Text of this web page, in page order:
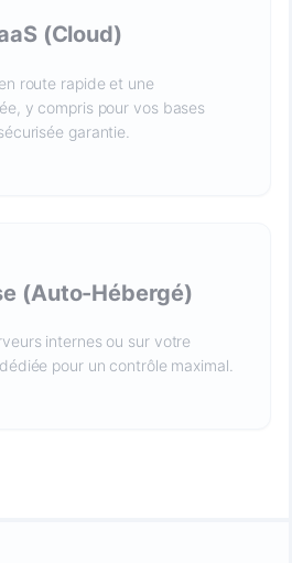
(Cloud)
route rapide et une
y compris pour vos bases
garantie.
(Auto-Hébergé)
internes ou sur votre
pour un contrôle maximal.